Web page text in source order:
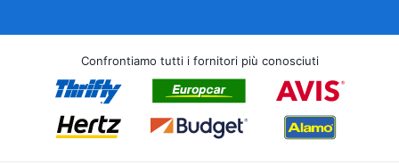
Confrontiamo tutti i fornitori più conosciuti